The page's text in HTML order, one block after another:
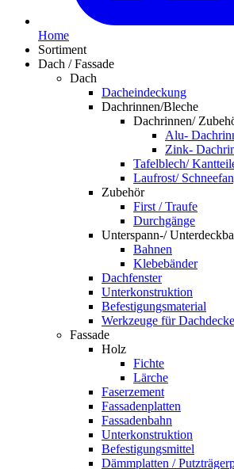
Home
Sortiment
Dach / Fassade
Dach
Dacheindeckung
Dachrinnen/Bleche
Dachrinnen/
Alu-
Zink-
Tafelblech/
Laufrost/
Zubehör
First / Traufe
Durchgänge
Unterspann-/
Bahnen
Klebebänder
Dachfenster
Unterkonstruktion
Befestigungsmaterial
Werkzeuge für
Fassade
Holz
Fichte
Lärche
Faserzement
Fassadenplatten
Fassadenbahn
Unterkonstruktion
Befestigungsmittel
Dämmplatten /